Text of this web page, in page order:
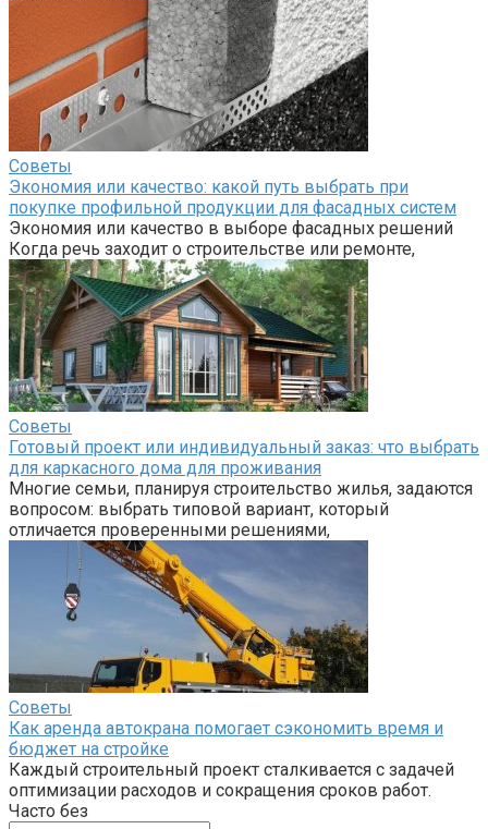
Советы
Экономия или качество: какой путь выбрать при
покупке профильной продукции для фасадных систем
Экономия или качество в выборе фасадных решений
Когда речь заходит о строительстве или ремонте,
Советы
Готовый проект или индивидуальный заказ: что выбрать
для каркасного дома для проживания
Многие семьи, планируя строительство жилья, задаются
вопросом: выбрать типовой вариант, который
отличается проверенными решениями,
Советы
Как аренда автокрана помогает сэкономить время и
бюджет на стройке
Каждый строительный проект сталкивается с задачей
оптимизации расходов и сокращения сроков работ.
Часто без